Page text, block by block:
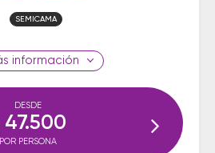
SEMICAMA
información
DESDE
47.500
POR PERSONA